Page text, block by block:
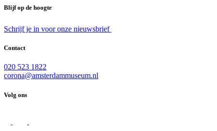
Blijf op de hoogte
Schrijf je in voor onze nieuwsbrief
Contact
020 523 1822
corona@amsterdammuseum.nl
Volg ons